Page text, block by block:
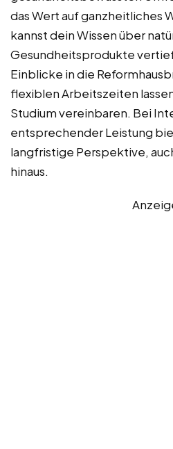
das Wert auf ganzheitliches
kannst dein Wissen über
Gesundheitsprodukte
Einblicke in die
flexiblen Arbeitszeiten
Studium vereinbaren. Bei
entsprechender Leistung
langfristige Perspektive,
hinaus.